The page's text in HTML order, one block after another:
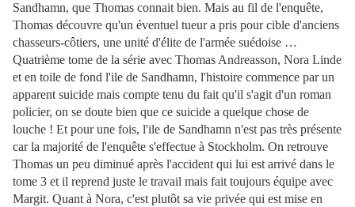
Sandhamn, que Thomas connait bien. Mais au fil de l'enquête,
Thomas découvre qu'un éventuel tueur a pris pour cible d'anciens
chasseurs-côtiers, une unité d'élite de l'armée suédoise …
Quatrième tome de la série avec Thomas Andreasson, Nora Linde
et en toile de fond l'ile de Sandhamn, l'histoire commence par un
apparent suicide mais compte tenu du fait qu'il s'agit d'un roman
policier, on se doute bien que ce suicide a quelque chose de
louche ! Et pour une fois, l'ile de Sandhamn n'est pas très présente
car la majorité de l'enquête s'effectue à Stockholm. On retrouve
Thomas un peu diminué après l'accident qui lui est arrivé dans le
tome 3 et il reprend juste le travail mais fait toujours équipe avec
Margit. Quant à Nora, c'est plutôt sa vie privée qui est mise en